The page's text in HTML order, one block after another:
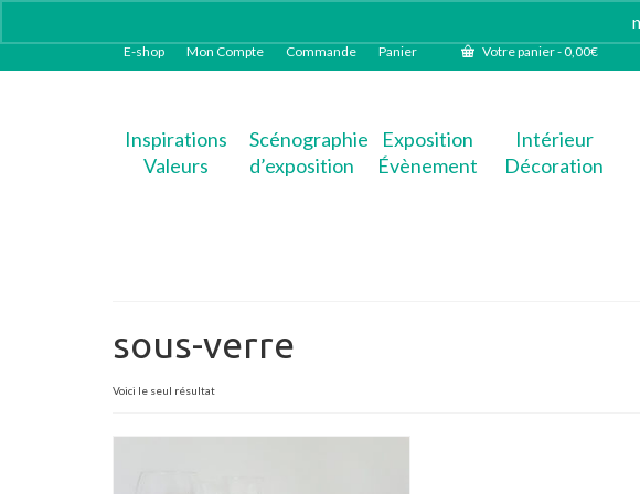
E-shop Mon Compte Commande Panier Votre panier-0,00€
Inspirations
Valeurs
Scénographie
d’exposition
Exposition
Évènement
Intérieur
Décoration
sous-verre
Voici le seul résultat